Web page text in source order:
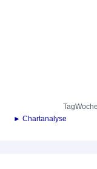
TagWoche
► Chartanalyse